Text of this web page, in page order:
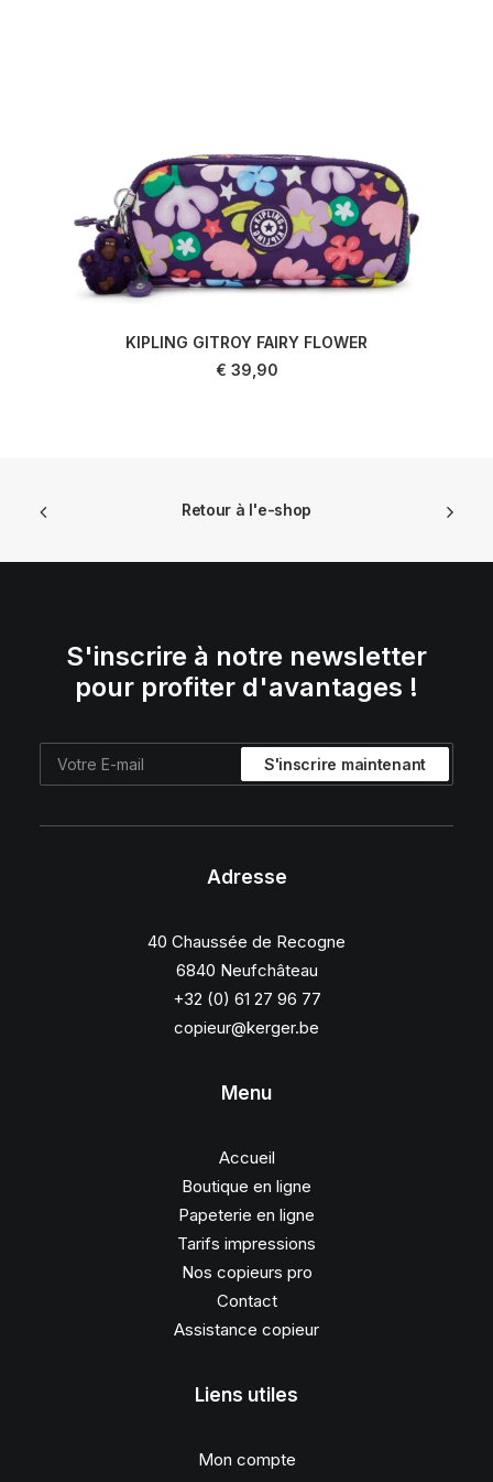
KIPLING GITROY FAIRY FLOWER
€ 39,90
Retour à l'e-shop
S'inscrire à notre newsletter
pour profiter d'avantages !
Adresse
40 Chaussée de Recogne
6840 Neufchâteau
+32 (0) 61 27 96 77
copieur@kerger.be
Menu
Accueil
Boutique en ligne
Papeterie en ligne
Tarifs impressions
Nos copieurs pro
Contact
Assistance copieur
Liens utiles
Mon compte